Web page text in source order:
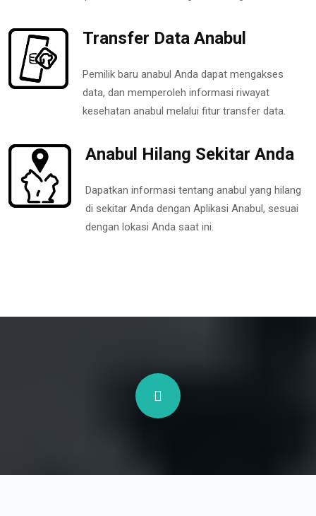
Transfer Data Anabul
Pemilik baru anabul Anda dapat mengakses
data, dan memperoleh informasi riwayat
kesehatan anabul melalui fitur transfer data.
Anabul Hilang Sekitar Anda
Dapatkan informasi tentang anabul yang hilang
di sekitar Anda dengan Aplikasi Anabul, sesuai
dengan lokasi Anda saat ini.